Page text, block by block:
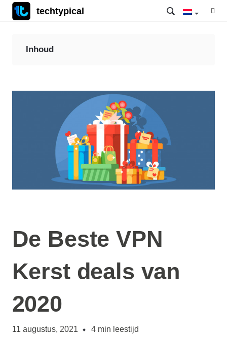
techtypical
De Beste VPN
Kerst deals van
2020
11 augustus, 2021 4 min leestijd
Inhoud